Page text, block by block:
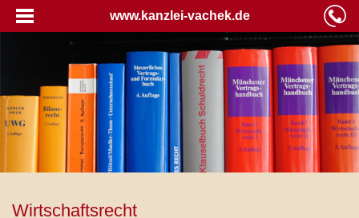
www.kanzlei-vachek.de
Wirtschaftsrecht